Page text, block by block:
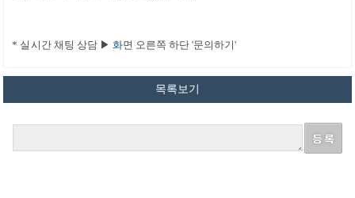
* 실시간 채팅 상담 ▶화면 오른쪽 하단 '문의하기'